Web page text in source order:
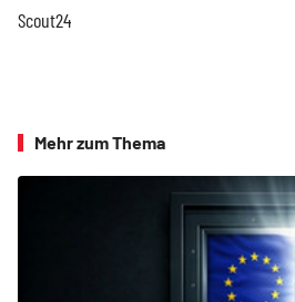
Scout24
Mehr zum Thema